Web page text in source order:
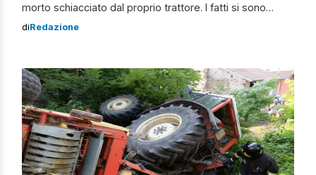
morto schiacciato dal proprio trattore. I fatti si sono
verificati in tarda mattinata, mentre la vittima si stava
diRedazione